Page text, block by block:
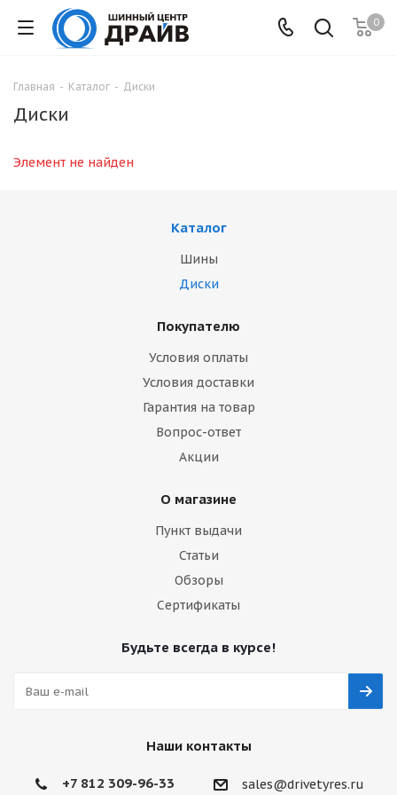
0
Главная - Каталог - Диски
Диски
Элемент не найден
Каталог
Шины
Диски
Покупателю
Условия оплаты
Условия доставки
Гарантия на товар
Вопрос-ответ
Акции
О магазине
Пункт выдачи
Статьи
Обзоры
Сертификаты
Будьте всегда в курсе!
Наши контакты
+7 812 309-96-33 sales@drivetyres.ru